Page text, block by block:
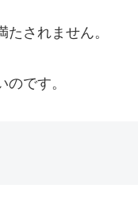
されません。
です。